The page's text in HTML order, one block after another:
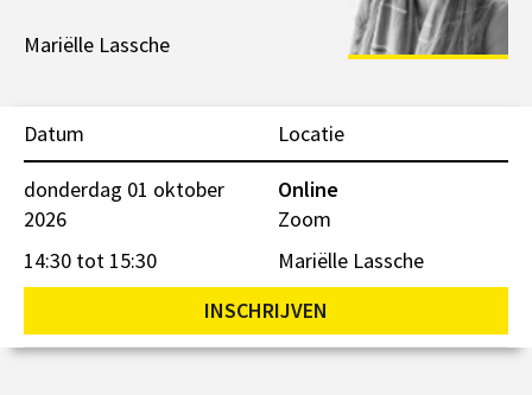
Mariëlle Lassche
Locatie
Datum
Online
Zoom
donderdag 01 oktober
2026
14:30 tot 15:30
Mariëlle Lassche
INSCHRIJVEN